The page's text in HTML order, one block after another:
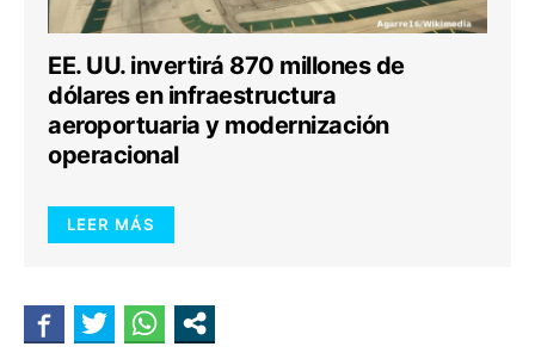
EE. UU. invertirá 870 millones de
dólares en infraestructura
aeroportuaria y modernización
operacional
LEER MÁS